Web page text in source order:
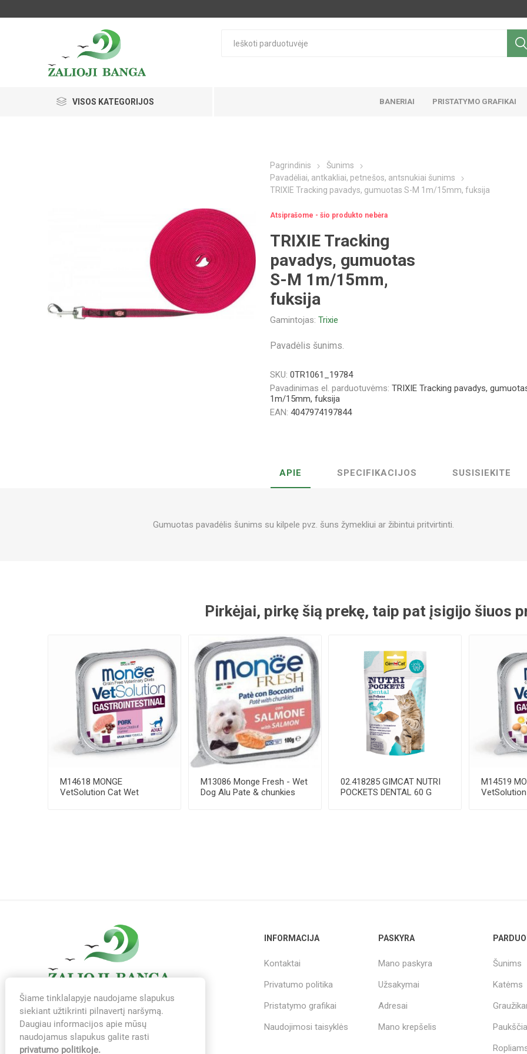
VISOS KATEGORIJOS BANERIAI PRISTATYMO GRAFIKAI
Pagrindinis
Šunims
Pavadėliai, antkakliai, petnešos, antsnukiai šunims
TRIXIE Tracking pavadys, gumuotas S-M 1m/15mm, fuksija
Atsiprašome - šio produkto nebėra
TRIXIE Tracking
pavadys, gumuotas
S-M 1m/15mm,
fuksija
Gamintojas: Trixie
Pavadėlis šunims.
SKU: 0TR1061_19784
Pavadinimas el. parduotuvėms: TRIXIE Tracking pavadys,
1m/15mm, fuksija
EAN: 4047974197844
APIE SPECIFIKACIJOS SUSISIEKITE
Gumuotas pavadėlis šunims su kilpele pvz. šuns žymekliui ar žibintui pritvirtinti.
Pirkėjai, pirkę šią prekę, taip pat įsigijo šiuos
M14618 MONGE
VetSolution Cat Wet
M13086 Monge Fresh - Wet
Dog Alu Pate & chunkies
02.418285 GIMCAT NUTRI
POCKETS DENTAL 60 G
M14519
INFORMACIJA
Kontaktai
Privatumo politika
Pristatymo grafikai
Naudojimosi taisyklės
PASKYRA
Mano paskyra
Užsakymai
Adresai
Mano krepšelis
Šunims
Katėms
Šiame tinklalapyje naudojame slapukus
siekiant užtikrinti pilnavertį naršymą.
Daugiau informacijos apie mūsų
naudojamus slapukus galite rasti
privatumo politikoje.